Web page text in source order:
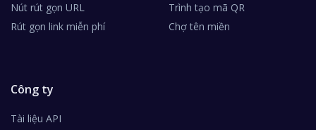
Nút rút gọn URL
Rút gọn link miễn phí
Trình tạo mã QR
Chợ tên miền
Công ty
Tài liệu API